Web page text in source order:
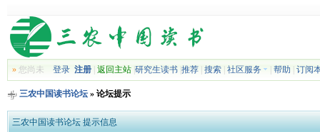
»您尚未 登录 注册| 返回主站| 研究生读书| 推荐| 搜索| 社区服务 帮助 订阅
三农中国读书论坛» 论坛提示
三农中国读书论坛 提示信息